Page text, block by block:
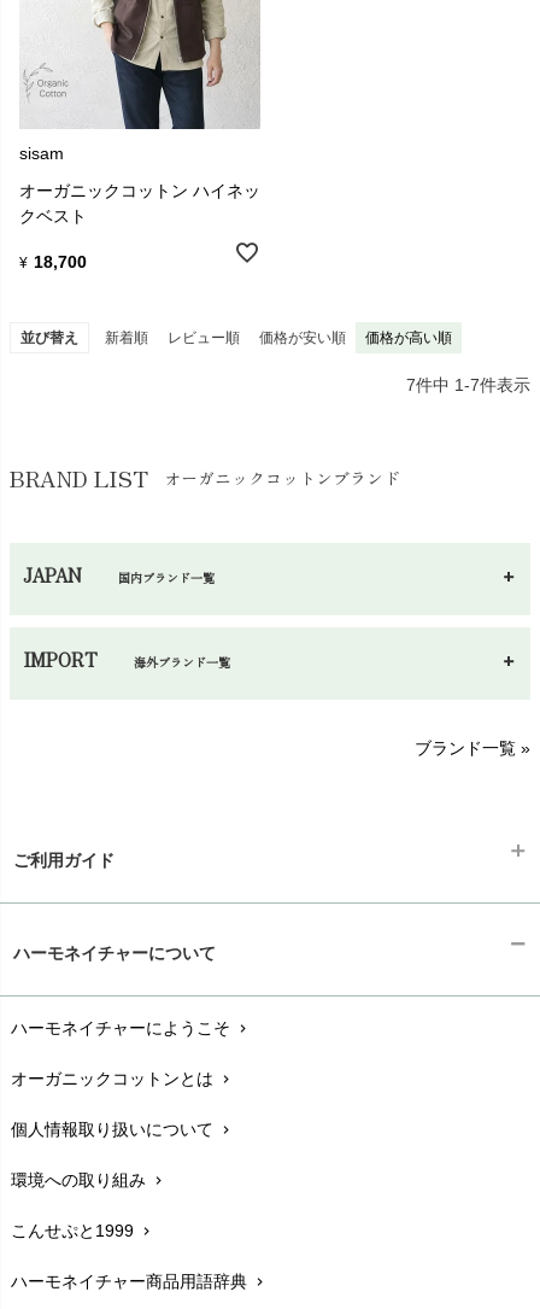
sisam
オーガニックコットン ハイネッ
クベスト
¥ 18,700
並び替え 新着順 レビュー順 価格が安い順 価格が高い順
7件中 1-7件表示
BRAND LIST オーガニックコットンブランド
JAPAN 国内ブランド一覧
生活アートクラブ
nanadecor（ナナデェコール）
ぬくぐるみ工房
Haruulala（ハルウララ）
Pantyliners Organics（パンティライナーズ）
plantia（プランティア）
PRISTINE（プリスティン）
IMPORT海外ブランド一覧
kidscase（キッズケース）
LITTLE INDIANS（リトルインディアンズ）
maggies（マギーズ）
MAINIO（マイニオ）
MAUD N LIL（モード・ン・リル）
maxomorra（マクソモーラ）
Molo（モロ）
My Little Cozmo（マイリトルコズモ）
ブランド一覧 »
ご利用ガイド
配送と送料chevron_right
在庫状況と発送予定chevron_right
サイズ・寸法chevron_right
生地・素材chevron_right
お手入れについて
レビューを書こうchevron_right
ハーモネイチャーについて
ハーモネイチャーにようこそ chevron_right
オーガニックコットンとは chevron_right
個人情報取り扱いについて chevron_right
環境への取り組み chevron_right
こんせぷと1999 chevron_right
ハーモネイチャー商品用語辞典 chevron_right